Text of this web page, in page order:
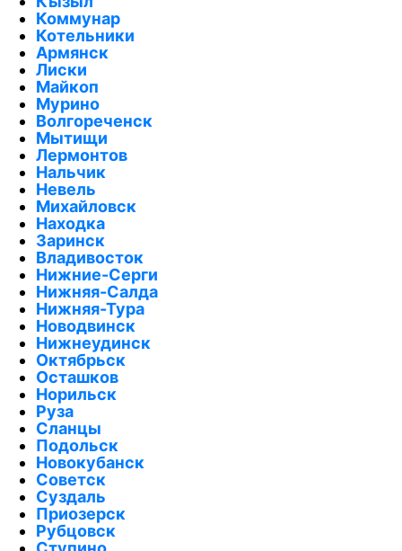
Коммунар
Котельники
Армянск
Лиски
Майкоп
Мурино
Волгореченск
Мытищи
Лермонтов
Нальчик
Невель
Михайловск
Находка
Заринск
Владивосток
Нижние-Серги
Нижняя-Салда
Нижняя-Тура
Новодвинск
Нижнеудинск
Октябрьск
Осташков
Норильск
Руза
Сланцы
Подольск
Новокубанск
Советск
Суздаль
Приозерск
Рубцовск